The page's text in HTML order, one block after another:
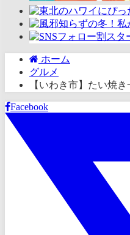
ホーム
グルメ
【いわき市】たい焼
Facebook